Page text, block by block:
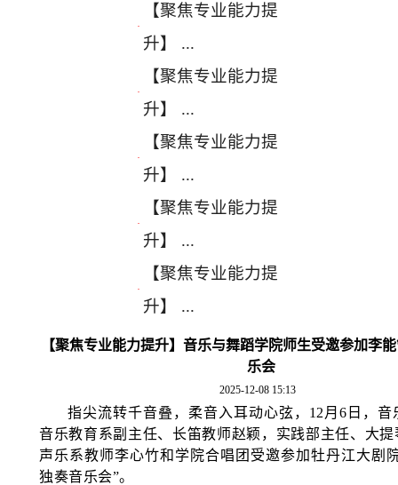
·
【聚焦专业能力提
升】 ...
·
【聚焦专业能力提
升】 ...
·
【聚焦专业能力提
升】 ...
·
【聚焦专业能力提
升】 ...
·
【聚焦专业能力提
升】 ...
【聚焦专业能力提升】音乐与舞蹈学院师生受邀参加李
乐会
2025-12-08 15:13
指尖流转千音叠，柔音入耳动心弦， 12月6日，
音乐教育系副主任、长笛教师赵颖，实践部主任、大
声乐系教师李心竹和学院合唱团受邀参加牡丹江大剧
独奏音乐会”。